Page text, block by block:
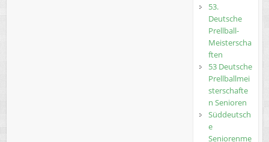
53.
Deutsche
Prellball-
Meisterscha
ften
53 Deutsche
Prellballmei
sterschafte
n Senioren
Süddeutsch
e
Seniorenme